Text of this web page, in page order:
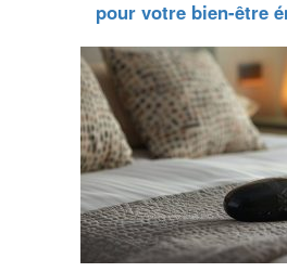
pour votre bien-être